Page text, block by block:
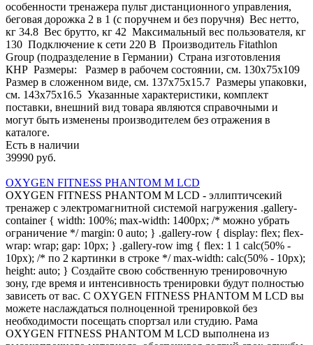
особенности тренажера пульт дистанционного управления,
беговая дорожка 2 в 1 (с поручнем и без поручня) Вес нетто,
кг 34.8 Вес брутто, кг 42 Максимальный вес пользователя, кг
130 Подключение к сети 220 В Производитель Fitathlon
Group (подразделение в Германии) Страна изготовления
КНР Размеры: Размер в рабочем состоянии, см. 130х75x109
Размер в сложенном виде, см. 137х75x15.7 Размеры упаковки,
см. 143х75x16.5 Указанные характеристики, комплект
поставки, внешний вид товара являются справочными и
могут быть изменены производителем без отражения в
каталоге.
Есть в наличии
39990 руб.
OXYGEN FITNESS PHANTOM M LCD
OXYGEN FITNESS PHANTOM M LCD - эллиптичсекий
тренажер с электромагнитной системой нагружения .gallery-
container { width: 100%; max-width: 1400px; /* можно убрать
ограничение */ margin: 0 auto; } .gallery-row { display: flex; flex-
wrap: wrap; gap: 10px; } .gallery-row img { flex: 1 1 calc(50% -
10px); /* по 2 картинки в строке */ max-width: calc(50% - 10px);
height: auto; } Создайте свою собственную тренировочную
зону, где время и интенсивность тренировки будут полностью
зависеть от вас. С OXYGEN FITNESS PHANTOM M LCD вы
можете наслаждаться полноценной тренировкой без
необходимости посещать спортзал или студию. Рама
OXYGEN FITNESS PHANTOM M LCD выполнена из